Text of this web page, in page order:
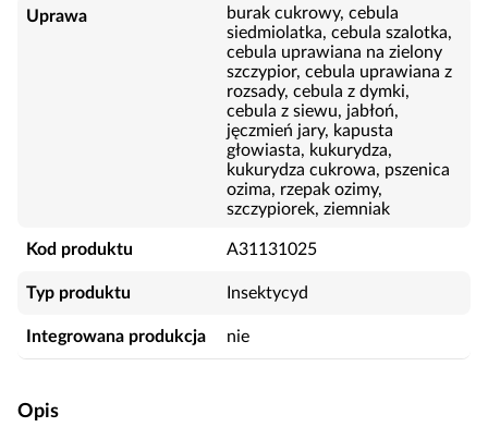
Uprawa
burak cukrowy, cebula
siedmiolatka, cebula szalotka,
cebula uprawiana na zielony
szczypior, cebula uprawiana z
rozsady, cebula z dymki,
cebula z siewu, jabłoń,
jęczmień jary, kapusta
głowiasta, kukurydza,
kukurydza cukrowa, pszenica
ozima, rzepak ozimy,
szczypiorek, ziemniak
Kod produktu A31131025
Typ produktu Insektycyd
Integrowana produkcja nie
Opis